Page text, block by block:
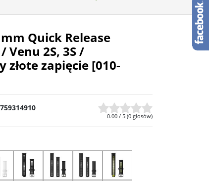
Quick Release
Venu 2S, 3S /
złote zapięcie [010-
0.00 / 5 (0 głosów)